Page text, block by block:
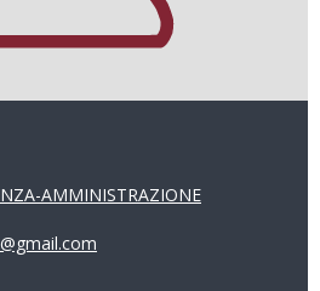
AMMINISTRAZIONE